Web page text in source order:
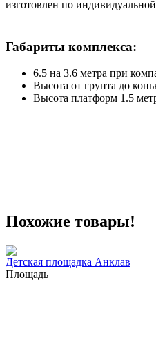
изготовлен по
Габариты комплекса:
6.5 на 3.6 метра при
Высота от грунта до
Высота платформ 1.5
Похожие товары!
Детская площадка Анклав
Площадь